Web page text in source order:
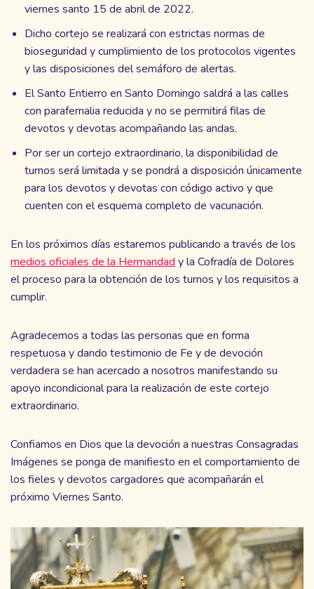
viernes santo 15 de abril de 2022.
Dicho cortejo se realizará con estrictas normas de
bioseguridad y cumplimiento de los protocolos vigentes
y las disposiciones del semáforo de alertas.
El Santo Entierro en Santo Domingo saldrá a las calles
con parafernalia reducida y no se permitirá filas de
devotos y devotas acompañando las andas.
Por ser un cortejo extraordinario, la disponibilidad de
turnos será limitada y se pondrá a disposición únicamente
para los devotos y devotas con código activo y que
cuenten con el esquema completo de vacunación.
En los próximos días estaremos publicando a través de los
medios oficiales de la Hermandad y la Cofradía de Dolores
el proceso para la obtención de los turnos y los requisitos a
cumplir.
Agradecemos a todas las personas que en forma
respetuosa y dando testimonio de Fe y de devoción
verdadera se han acercado a nosotros manifestando su
apoyo incondicional para la realización de este cortejo
extraordinario.
Confiamos en Dios que la devoción a nuestras Consagradas
Imágenes se ponga de manifiesto en el comportamiento de
los fieles y devotos cargadores que acompañarán el
próximo Viernes Santo.